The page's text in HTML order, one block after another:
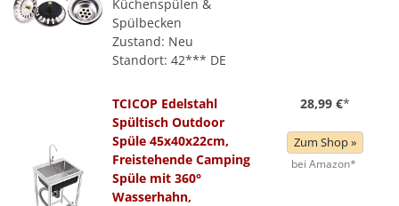
Küchenspülen &
Spülbecken
Zustand: Neu
Standort: 42*** DE
TCICOP Edelstahl
Spültisch Outdoor
Spüle 45x40x22cm,
Freistehende Camping
Spüle mit 360°
Wasserhahn,
28,99 €*
Zum Shop »
bei Amazon*